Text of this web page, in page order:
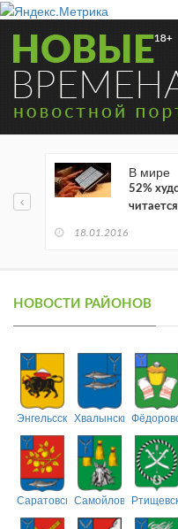
В мире
52%
18.01.2016
НОВОСТИ РАЙОНОВ
ЭнгельсскийХвалынский
СаратовскийСамойловский